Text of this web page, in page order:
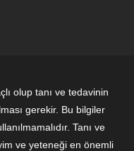
olup tanı ve tedavinin
gerekir. Bu bilgiler
Tanı ve
ve yeteneği en önemli